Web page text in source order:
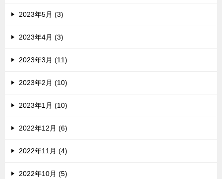
2023年5月 (3)
2023年4月 (3)
2023年3月 (11)
2023年2月 (10)
2023年1月 (10)
2022年12月 (6)
2022年11月 (4)
2022年10月 (5)